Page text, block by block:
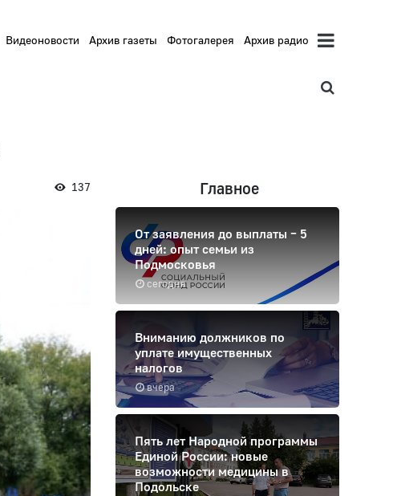
Видеоновости Архив газеты Фотогалерея Архив радио
137 Главное
сегодня
От заявления до выплаты – 5
дней: опыт семьи из
Подмосковья
вчера
Вниманию должников по
уплате имущественных
налогов
Пять лет Народной программы
Единой России: новые
возможности медицины в
Подольске